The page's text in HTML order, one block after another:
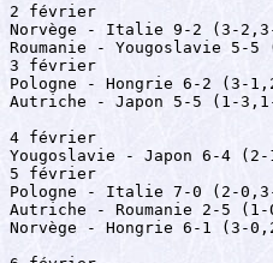
2 février
Norvège - Italie 9-2 (3-
Roumanie - Yougoslavie 5-
3 février
Pologne - Hongrie 6-2 (3-
Autriche - Japon 5-5 (1-
4 février
Yougoslavie - Japon 6-4
5 février
Pologne - Italie 7-0 (2-
Autriche - Roumanie 2-5
Norvège - Hongrie 6-1 (3-